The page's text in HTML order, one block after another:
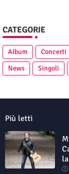
CATEGORIE
Album Concerti
News
Singoli
Più letti